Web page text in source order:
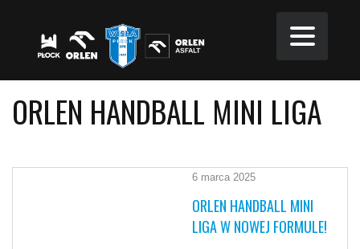
ORLEN HANDBALL MINI LIGA
6 marca 2025
ORLEN HANDBALL MINI
LIGA W NOWEJ FORMULE!